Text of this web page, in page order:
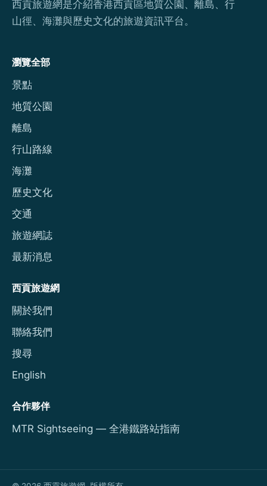
西貢旅遊網是介紹香港西貢區地質公園、離島、行
山徑、海灘與歷史文化的旅遊資訊平台。
瀏覽全部
景點
地質公園
離島
行山路線
海灘
歷史文化
交通
旅遊網誌
最新消息
西貢旅遊網
關於我們
聯絡我們
搜尋
English
合作夥伴
MTR Sightseeing — 全港鐵路站指南